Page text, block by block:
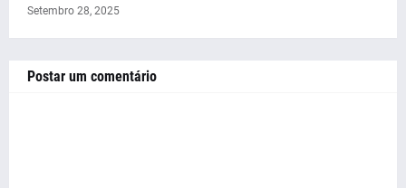
Setembro 28, 2025
Postar um comentário